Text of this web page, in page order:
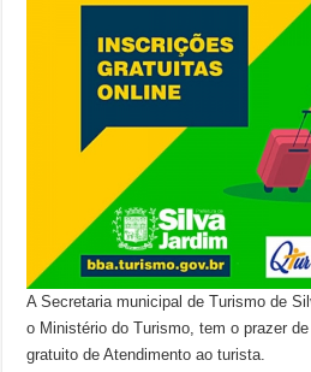
A Secretaria municipal de Turismo de
o Ministério do Turismo, tem o prazer
gratuito de Atendimento ao turista.